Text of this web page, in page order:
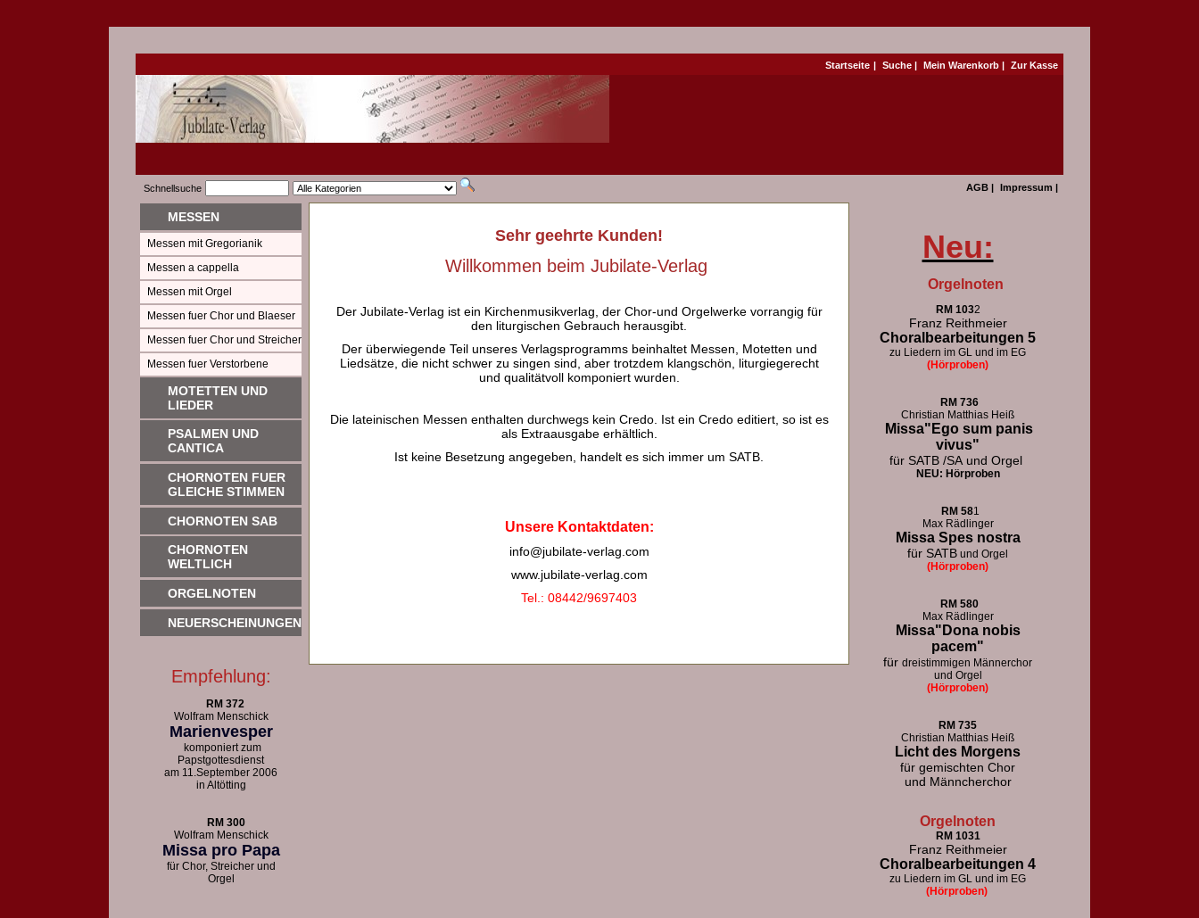
Startseite | Suche | Mein Warenkorb | Zur Kasse
Schnellsuche AGB | Impressum |
MESSEN
Messen mit Gregorianik
Messen a cappella
Messen mit Orgel
Messen fuer Chor und Blaeser
Messen fuer Chor und Streicher
Messen fuer Verstorbene
MOTETTEN UND
LIEDER
PSALMEN UND
CANTICA
CHORNOTEN FUER
GLEICHE STIMMEN
CHORNOTEN SAB
CHORNOTEN
WELTLICH
ORGELNOTEN
NEUERSCHEINUNGEN
Empfehlung:
RM 372
Wolfram Menschick
Marienvesper
komponiert zum
Papstgottesdienst
am 11.September 2006
in Altötting
RM 300
Wolfram Menschick
Missa pro Papa
für Chor, Streicher und
Orgel
Sehr geehrte Kunden!
Willkommen beim Jubilate-Verlag
Der Jubilate-Verlag ist ein Kirchenmusikverlag, der Chor-und Orgelwerke vorrangig für
den liturgischen Gebrauch herausgibt.
Der überwiegende Teil unseres Verlagsprogramms beinhaltet Messen, Motetten und
Liedsätze, die nicht schwer zu singen sind, aber trotzdem klangschön, liturgiegerecht
und qualitätvoll komponiert wurden.
Die lateinischen Messen enthalten durchwegs kein Credo. Ist ein Credo editiert, so ist es
als Extraausgabe erhältlich.
Ist keine Besetzung angegeben, handelt es sich immer um SATB.
Unsere Kontaktdaten:
info@jubilate-verlag.com
www.jubilate-verlag.com
Tel.: 08442/9697403
Neu:
Orgelnoten
RM 1032
Franz Reithmeier
Choralbearbeitungen 5
zu Liedern im GL und im EG
(Hörproben)
RM 736
Christian Matthias Heiß
Missa"Ego sum panis
vivus"
für SATB /SA und Orgel
NEU: Hörproben
RM 581
Max Rädlinger
Missa Spes nostra
für SATB und Orgel
(Hörproben)
RM 580
Max Rädlinger
Missa"Dona nobis
pacem"
für dreistimmigen Männerchor
und Orgel
(Hörproben)
RM 735
Christian Matthias Heiß
Licht des Morgens
für gemischten Chor
und Männcherchor
Orgelnoten
RM 1031
Franz Reithmeier
Choralbearbeitungen 4
zu Liedern im GL und im EG
(Hörproben)